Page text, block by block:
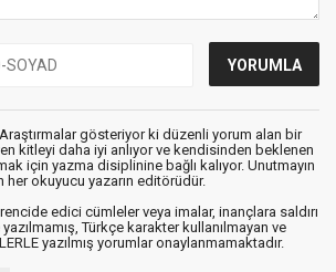
Araştırmalar gösteriyor ki düzenli yorum alan bir
kitleyi daha iyi anlıyor ve kendisinden beklenen
için yazma disiplinine bağlı kalıyor. Unutmayın
okuyucu yazarın editörüdür.
edici cümleler veya imalar, inançlara saldırı
Türkçe karakter kullanılmayan ve
yazılmış yorumlar onaylanmamaktadır.